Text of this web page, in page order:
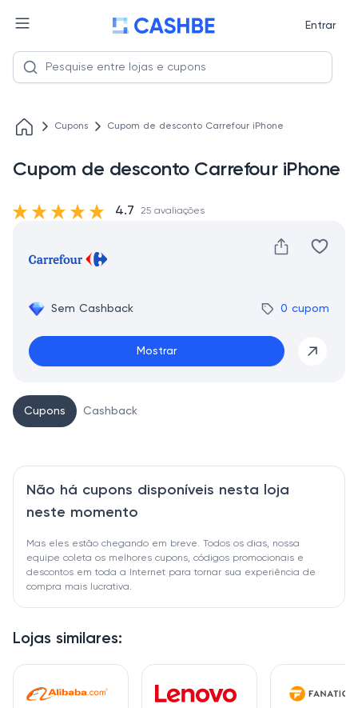
Entrar
Cupons Cupom de desconto Carrefour iPhone
Cupom de desconto Carrefour iPhone
Sem Cashback 0 cupom
Mostrar
4.7 25 avaliações
Lojas similares:
Cupons Cashback
Não há cupons disponíveis nesta loja
neste momento
Mas eles estão chegando em breve. Todos os dias, nossa
equipe coleta os melhores cupons, códigos promocionais e
descontos em toda a Internet para tornar sua experiência de
compra mais lucrativa.